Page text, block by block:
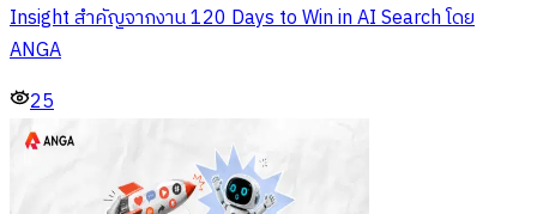
Insight สำคัญจากงาน 120 Days to Win in AI Search โดย
ANGA
25